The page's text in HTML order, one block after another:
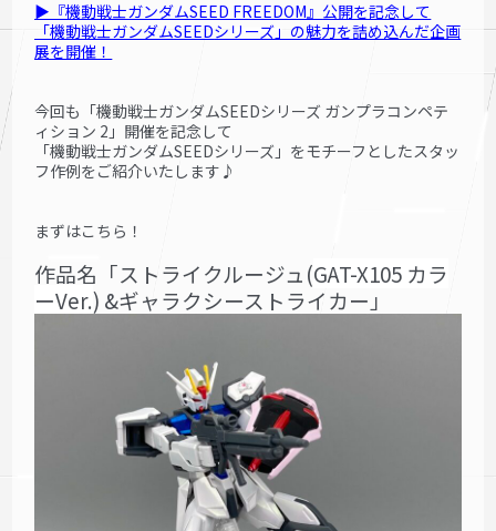
▶『機動戦士ガンダムSEED FREEDOM』 公開を記念して
「機動戦士ガンダムSEEDシリーズ」の魅力を詰め込んだ企画
展を開催！
今回も「機動戦士ガンダムSEEDシリーズ ガンプラコンペテ
ィション 2」開催を記念して
「機動戦士ガンダムSEEDシリーズ」をモチーフとしたスタッ
フ作例をご紹介いたします♪
まずはこちら！
作品名「ストライクルージュ(GAT-X105 カラ
ーVer.) &ギャラクシーストライカー」